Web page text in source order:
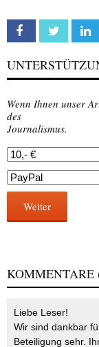
Facebook Twitter
Wenn Ihnen unser
des
Journalismus.
Weiter
KOMMENTARE
Liebe Leser!
Wir sind dankbar
Beteiligung sehr.